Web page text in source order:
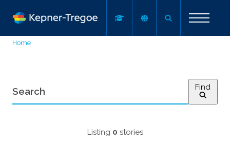
Home
Find
Listing 0 stories